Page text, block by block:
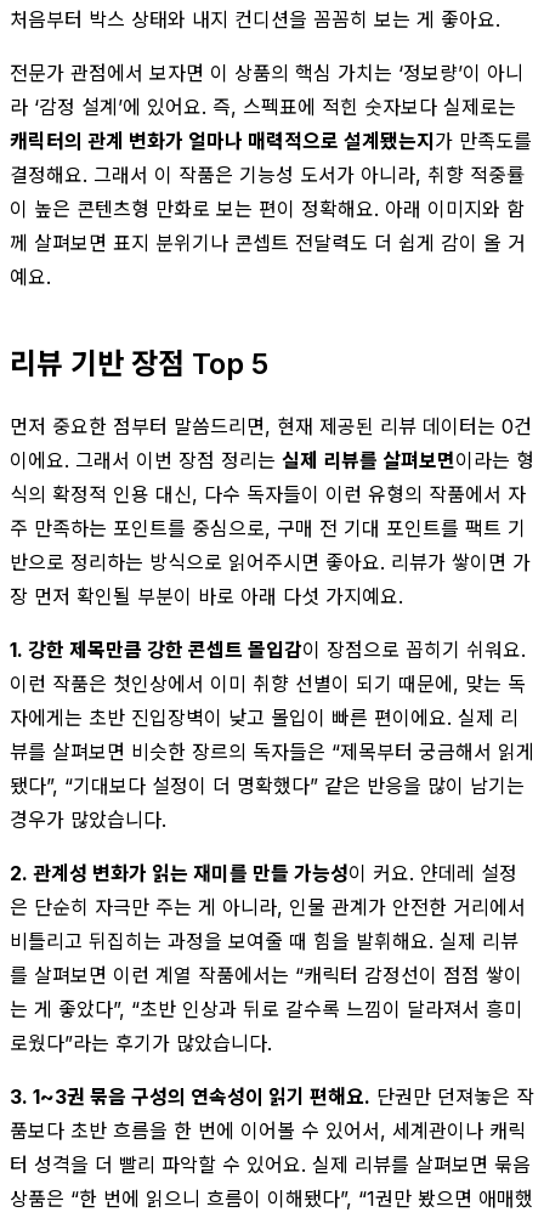
처음부터 박스 상태와 내지 컨디션을 꼼꼼히 보는 게 좋아요.
전문가 관점에서 보자면 이 상품의 핵심 가치는 ‘정보량’이 아니
라 ‘감정 설계’에 있어요. 즉, 스펙표에 적힌 숫자보다 실제로는
캐릭터의 관계 변화가 얼마나 매력적으로 설계됐는지가 만족도를
결정해요. 그래서 이 작품은 기능성 도서가 아니라, 취향 적중률
이 높은 콘텐츠형 만화로 보는 편이 정확해요. 아래 이미지와 함
께 살펴보면 표지 분위기나 콘셉트 전달력도 더 쉽게 감이 올 거
예요.
리뷰 기반 장점 Top 5
먼저 중요한 점부터 말씀드리면, 현재 제공된 리뷰 데이터는 0건
이에요. 그래서 이번 장점 정리는 실제 리뷰를 살펴보면이라는 형
식의 확정적 인용 대신, 다수 독자들이 이런 유형의 작품에서 자
주 만족하는 포인트를 중심으로, 구매 전 기대 포인트를 팩트 기
반으로 정리하는 방식으로 읽어주시면 좋아요. 리뷰가 쌓이면 가
장 먼저 확인될 부분이 바로 아래 다섯 가지예요.
1. 강한 제목만큼 강한 콘셉트 몰입감이 장점으로 꼽히기 쉬워요.
이런 작품은 첫인상에서 이미 취향 선별이 되기 때문에, 맞는 독
자에게는 초반 진입장벽이 낮고 몰입이 빠른 편이에요. 실제 리
뷰를 살펴보면 비슷한 장르의 독자들은 “제목부터 궁금해서 읽게
됐다”, “기대보다 설정이 더 명확했다” 같은 반응을 많이 남기는
경우가 많았습니다.
2. 관계성 변화가 읽는 재미를 만들 가능성이 커요. 얀데레 설정
은 단순히 자극만 주는 게 아니라, 인물 관계가 안전한 거리에서
비틀리고 뒤집히는 과정을 보여줄 때 힘을 발휘해요. 실제 리뷰
를 살펴보면 이런 계열 작품에서는 “캐릭터 감정선이 점점 쌓이
는 게 좋았다”, “초반 인상과 뒤로 갈수록 느낌이 달라져서 흥미
로웠다”라는 후기가 많았습니다.
3. 1~3권 묶음 구성의 연속성이 읽기 편해요. 단권만 던져놓은 작
품보다 초반 흐름을 한 번에 이어볼 수 있어서, 세계관이나 캐릭
터 성격을 더 빨리 파악할 수 있어요. 실제 리뷰를 살펴보면 묶음
상품은 “한 번에 읽으니 흐름이 이해됐다”, “1권만 봤으면 애매했